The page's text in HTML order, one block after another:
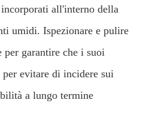
all'interno della
umidi. Ispezionare e pulire
per garantire che i suoi
evitare di incidere sui
a lungo termine